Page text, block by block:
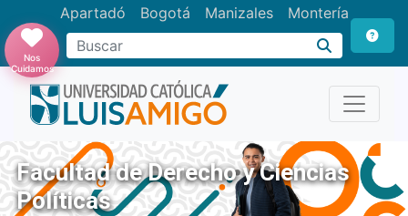
Apartadó Bogotá Manizales Montería
Buscar
Nos
Cuidamos
Facultad de Derecho y Ciencias
Políticas